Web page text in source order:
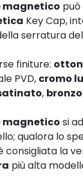
Key Cap,
serratura
finiture:
PVD, cromo
,
magnetico si
qualora lo
consigliata la
più alta